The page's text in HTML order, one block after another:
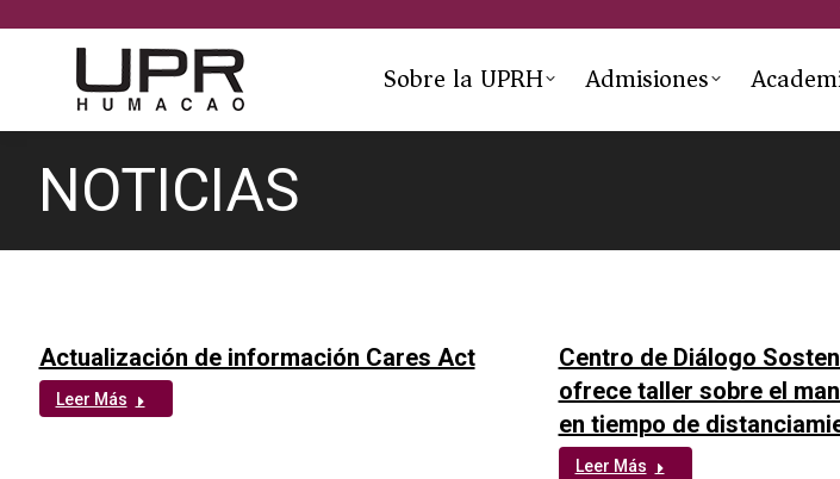
Sobre la UPRH Admisiones
NOTICIAS
You are here:
Actualización de información Cares Act
Leer Más
Centro de Diálogo
ofrece taller sobre el
en tiempo de
Leer Más